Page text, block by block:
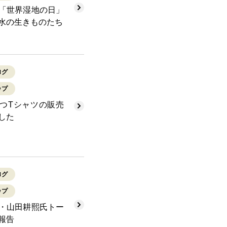
世界湿地の日」
の生きものたち
グ
プ
Tシャツの販売
た
グ
プ
山田耕熙氏トー
告